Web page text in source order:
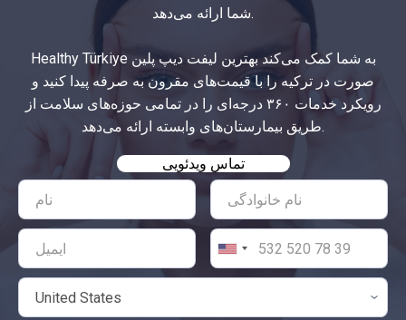
شما ارائه می‌دهد.
Healthy Türkiye به شما کمک می‌کند بهترین لیفت دیپ پلین
صورت در ترکیه را با قیمت‌های مقرون به صرفه پیدا کنید و
رویکرد خدمات ۳۶۰ درجه‌ای را در تمامی حوزه‌های سلامت از
طریق بیمارستان‌های وابسته ارائه می‌دهد.
تماس ویدئویی